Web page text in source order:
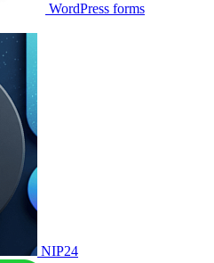
WordPress forms
NIP24